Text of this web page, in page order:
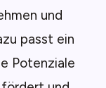
und
passt ein
Potenziale